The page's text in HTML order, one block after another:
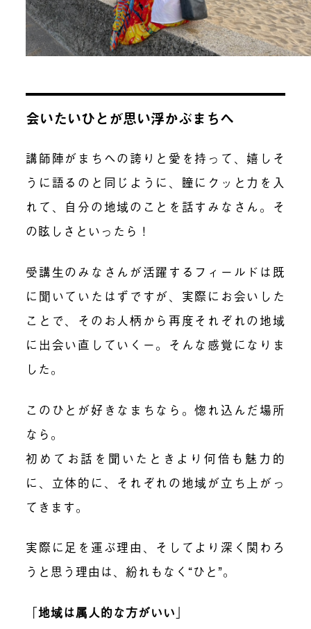
会いたいひとが思い浮かぶまちへ
講師陣がまちへの誇りと愛を持って、嬉しそ
うに語るのと同じように、瞳にクッと力を入
れて、自分の地域のことを話すみなさん。そ
の眩しさといったら！
受講生のみなさんが活躍するフィールドは既
に聞いていたはずですが、実際にお会いした
ことで、そのお人柄から再度それぞれの地域
に出会い直していくー。そんな感覚になりま
した。
このひとが好きなまちなら。惚れ込んだ場所
なら。
初めてお話を聞いたときより何倍も魅力的
に、立体的に、それぞれの地域が立ち上がっ
てきます。
実際に足を運ぶ理由、そしてより深く関わろ
うと思う理由は、紛れもなく“ひと”。
「地域は属人的な方がいい 」